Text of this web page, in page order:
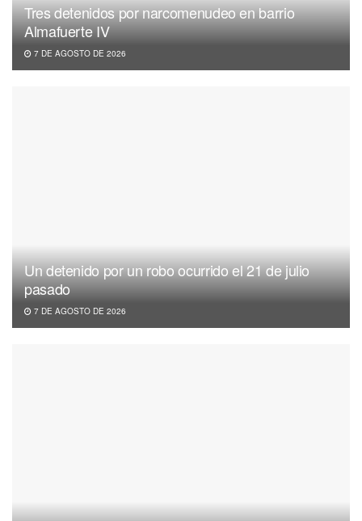
Tres detenidos por narcomenudeo en barrio
Almafuerte IV
7 DE AGOSTO DE 2026
Un detenido por un robo ocurrido el 21 de julio
pasado
7 DE AGOSTO DE 2026